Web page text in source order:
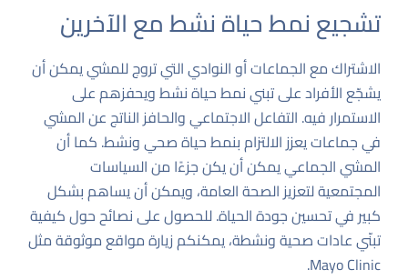
تشجيع نمط حياة نشط مع الآخرين
الاشتراك مع الجماعات أو النوادي التي تروج للمشي يمكن أن
يشجّع الأفراد على تبني نمط حياة نشط ويحفزهم على
الاستمرار فيه. التفاعل الاجتماعي والحافز الناتج عن المشي
في جماعات يعزز الالتزام بنمط حياة صحي ونشط. كما أن
المشي الجماعي يمكن أن يكن جزءًا من السياسات
المجتمعية لتعزيز الصحة العامة، ويمكن أن يساهم بشكل
كبير في تحسين جودة الحياة. للحصول على نصائح حول كيفية
تبنّي عادات صحية ونشطة، يمكنكم زيارة مواقع موثوقة مثل
Mayo Clinic
.